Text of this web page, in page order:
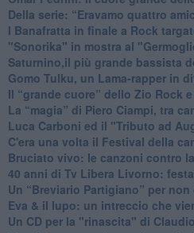
Della serie: “Eravamo quattro
I Banafratta in finale a Rock
"Sonorika" in mostra al
​Saturnino,il più grande bassista
​Gomo Tulku, un Lama-rapper in
​Il “grande cuore” dello Zio Rock
La “magia” di Piero Ciampi, tra
Luca Carboni ed il "Tributo ad
C'era una volta il Festival della
Bruciato vivo: le canzoni contro
40 anni di Tv Libera Livorno:
Un “Breviario Partigiano” per
Eva & il lupo: un intreccio che
Un CD per la "rinascita" di